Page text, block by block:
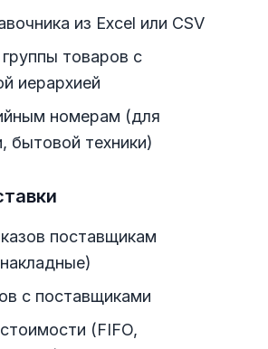
из Excel или CSV
товаров с
иерархией
номерам (для
бытовой техники)
поставщикам
с поставщиками
(FIFO,